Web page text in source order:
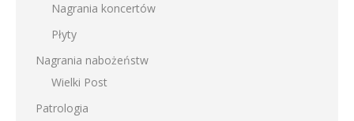
Nagrania koncertów
Płyty
Nagrania nabożeństw
Wielki Post
Patrologia